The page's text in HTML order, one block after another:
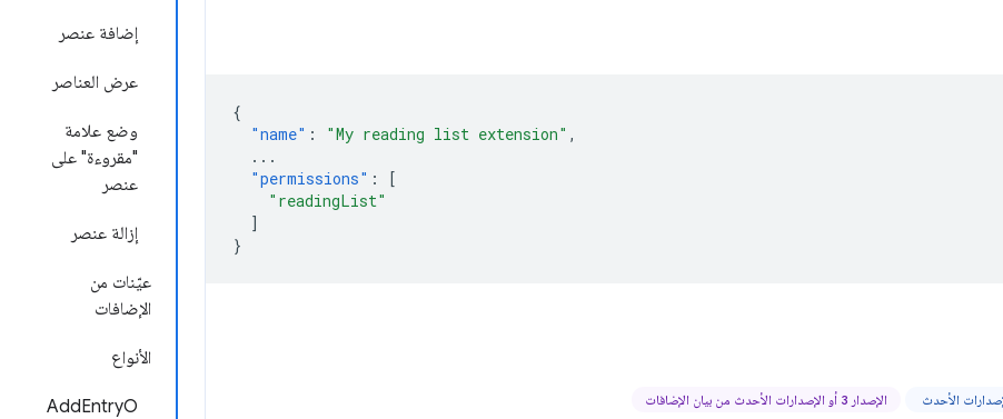
إضافة عنصر
عرض العناصر
وضع علامة
"مقروءة" على
عنصر
إزالة عنصر
عيّنات من
الإضافات
الأنواع
AddEntryO
{
"name" : "My reading list extension" ,
...
"permissions" :
[
"readingList"
]
}
الإصدار 3 أو الإصدارات الأحدث من بيان الإضافات